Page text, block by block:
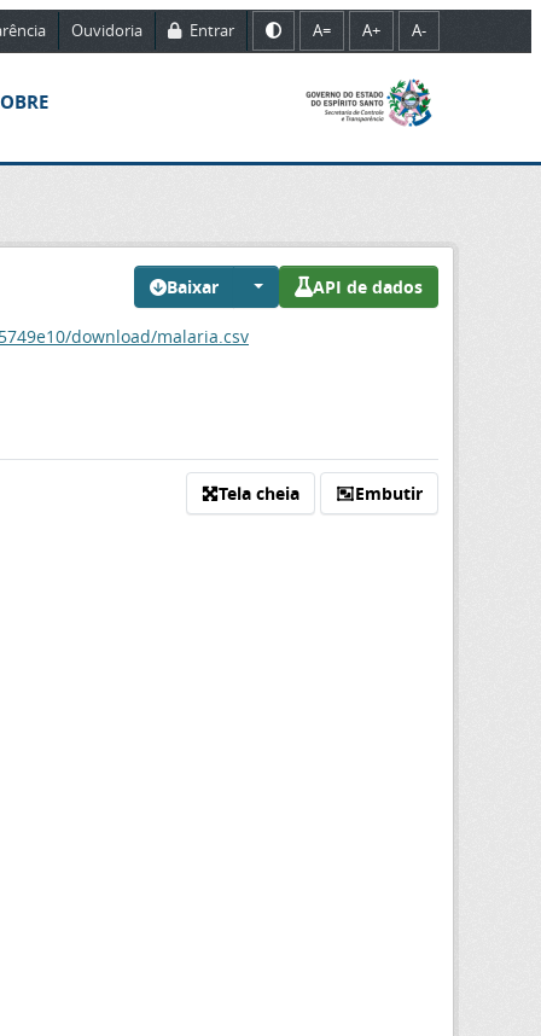
Ouvidoria Entrar A= A+ A-
Baixar API de dados
download/malaria.csv
Tela cheia Embutir